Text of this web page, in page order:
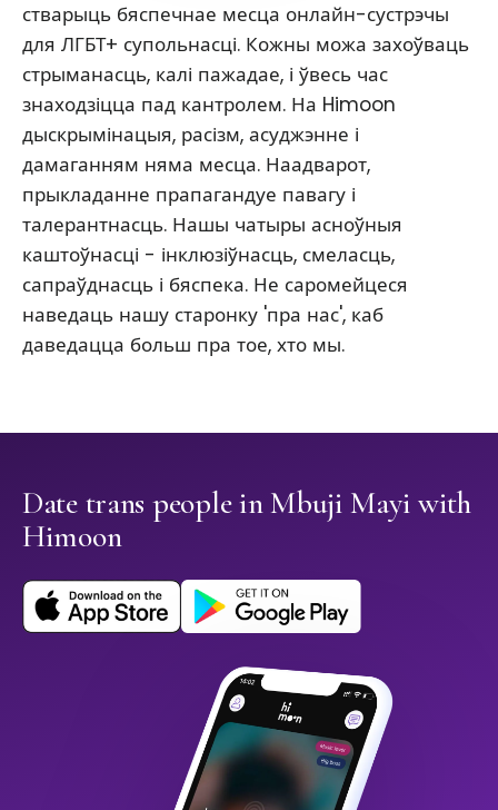
стварыць бяспечнае месца онлайн-сустрэчы
для ЛГБТ+ супольнасці. Кожны можа захоўваць
стрыманасць, калі пажадае, і ўвесь час
знаходзіцца пад кантролем. На Himoon
дыскрымінацыя, расізм, асуджэнне і
дамаганням няма месца. Наадварот,
прыкладанне прапагандуе павагу і
талерантнасць. Нашы чатыры асноўныя
каштоўнасці - інклюзіўнасць, смеласць,
сапраўднасць і бяспека. Не саромейцеся
наведаць нашу старонку 'пра нас', каб
даведацца больш пра тое, хто мы.
Date trans people in Mbuji Mayi with
Himoon